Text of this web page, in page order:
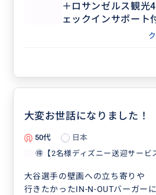
＋ロサンゼルス観光
ェックインサポート
大変お世話になりました！
50代
日本
🉐【2名様ディズニー送迎サービ
大谷選手の壁画への立ち寄りや
行きたかったIN-N-OUTバーガー